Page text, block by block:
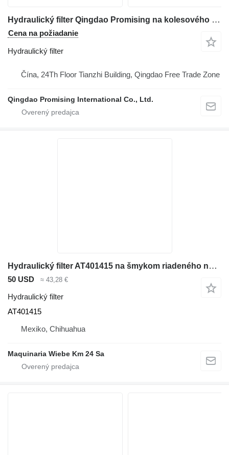
Hydraulický filter Qingdao Promising na kolesového nakladača
Cena na požiadanie
Hydraulický filter
Čína, 24Th Floor Tianzhi Building, Qingdao Free Trade Zone
Qingdao Promising International Co., Ltd.
Hydraulický filter AT401415 na šmykom riadeného nakladača John Deere 328E, 329E, 332E, 333E, 326E, 324E
50 USD ≈ 43,28 €
Hydraulický filter
AT401415
Mexiko, Chihuahua
Maquinaria Wiebe Km 24 Sa